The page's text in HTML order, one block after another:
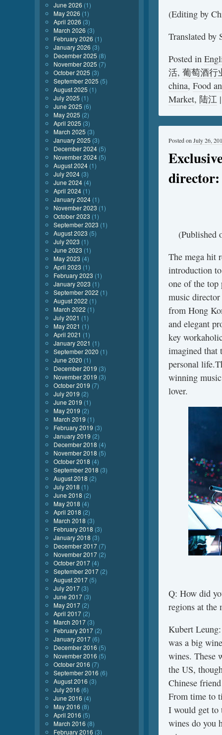
(Editing by
Translated by
Posted in
活, 葡萄酒行
china, Food
Market, 陆江
director:
Posted on July 26,
(Published
The mega hit
introduction
one of the top
music
from Hong
and elegant
key
imagined that
personal
winning
lover.
Q: How did
regions at the
Kubert
was a big
wines. These
the US,
Chinese
From time to
I would get to
wines do you
June 2026 (1)
May 2026 (1)
April 2026 (3)
March 2026 (3)
February 2026 (1)
January 2026 (3)
December 2025 (8)
November 2025 (7)
October 2025 (3)
September 2025 (5)
August 2025 (1)
July 2025 (1)
June 2025 (6)
May 2025 (2)
April 2025 (3)
March 2025 (3)
January 2025 (3)
December 2024 (5)
November 2024 (5)
August 2024 (1)
July 2024 (3)
June 2024 (4)
April 2024 (1)
January 2024 (1)
November 2023 (1)
October 2023 (1)
September 2023 (1)
August 2023 (5)
July 2023 (1)
June 2023 (1)
May 2023 (4)
April 2023 (1)
February 2023 (1)
January 2023 (1)
September 2022 (1)
August 2022 (1)
March 2022 (1)
July 2021 (1)
May 2021 (1)
April 2021 (1)
January 2021 (1)
September 2020 (1)
June 2020 (1)
December 2019 (3)
November 2019 (3)
October 2019 (7)
July 2019 (2)
June 2019 (1)
May 2019 (2)
March 2019 (1)
February 2019 (3)
January 2019 (2)
December 2018 (4)
November 2018 (5)
October 2018 (4)
September 2018 (3)
August 2018 (2)
July 2018 (1)
June 2018 (2)
May 2018 (4)
April 2018 (2)
March 2018 (3)
February 2018 (3)
January 2018 (3)
December 2017 (7)
November 2017 (2)
October 2017 (4)
September 2017 (2)
August 2017 (5)
July 2017 (3)
June 2017 (3)
May 2017 (2)
April 2017 (2)
March 2017 (3)
February 2017 (2)
January 2017 (6)
December 2016 (5)
November 2016 (5)
October 2016 (7)
September 2016 (6)
August 2016 (3)
July 2016 (6)
June 2016 (4)
May 2016 (8)
April 2016 (5)
March 2016 (8)
February 2016 (3)